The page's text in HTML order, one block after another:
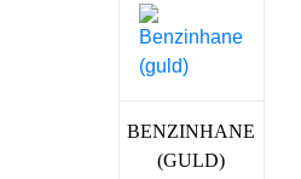
BENZINHANE
(GULD)